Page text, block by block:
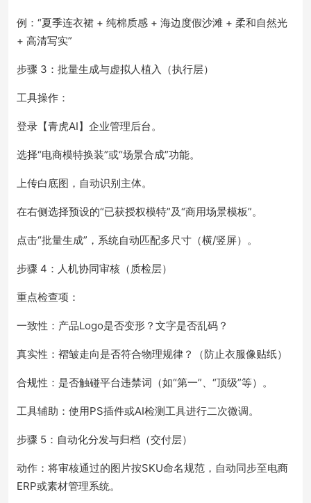
例：“夏季连衣裙 + 纯棉质感 + 海边度假沙滩 + 柔和自然光
+ 高清写实”
步骤 3：批量生成与虚拟人植入（执行层）
工具操作：
登录【青虎AI】企业管理后台。
选择“电商模特换装”或“场景合成”功能。
上传白底图，自动识别主体。
在右侧选择预设的“已获授权模特”及“商用场景模板”。
点击“批量生成”，系统自动匹配多尺寸（横/竖屏）。
步骤 4：人机协同审核（质检层）
重点检查项：
一致性：产品Logo是否变形？文字是否乱码？
真实性：褶皱走向是否符合物理规律？（防止衣服像贴纸）
合规性：是否触碰平台违禁词（如“第一”、“顶级”等）。
工具辅助：使用PS插件或AI检测工具进行二次微调。
步骤 5：自动化分发与归档（交付层）
动作：将审核通过的图片按SKU命名规范，自动同步至电商
ERP或素材管理系统。